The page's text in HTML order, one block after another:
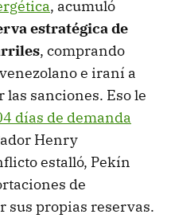
, acumuló
estratégica de
, comprando
e iraní a
sanciones. Eso le
días de demanda
Henry
estalló, Pekín
de
sus propias reservas.